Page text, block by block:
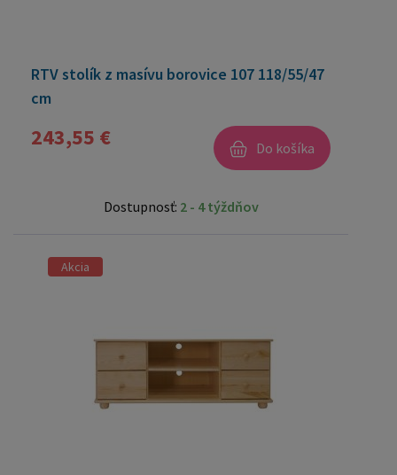
RTV stolík z masívu borovice 107 118/55/47
cm
243,55 € Do košíka
Dostupnosť: 2 - 4 týždňov
Akcia